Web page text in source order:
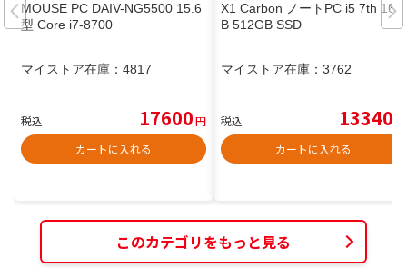
MOUSE PC DAIV-NG5500 15.6
型 Core i7-8700
マイストア在庫： 4817
税込 17600円
カートに入れる
X1 Carbon ノートPC i5 7th 16G
B 512GB SSD
マイストア在庫： 3762
税込 13340
カートに入れる
このカテゴリをもっと見る